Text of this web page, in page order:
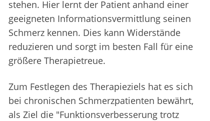
stehen. Hier lernt der Patient anhand einer
geeigneten Informationsvermittlung seinen
Schmerz kennen. Dies kann Widerstände
reduzieren und sorgt im besten Fall für eine
größere Therapietreue.
Zum Festlegen des Therapieziels hat es sich
bei chronischen Schmerzpatienten bewährt,
als Ziel die "Funktionsverbesserung trotz